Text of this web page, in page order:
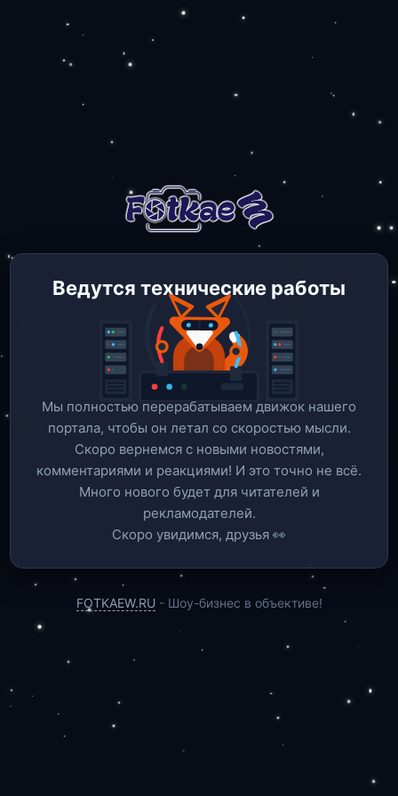
Ведутся технические работы
Мы полностью перерабатываем движок нашего
портала, чтобы он летал со скоростью мысли.
Скоро вернемся c новыми новостями,
комментариями и реакциями! И это точно не всё.
Много нового будет для читателей и
рекламодателей.
Скоро увидимся, друзья 👀
FOTKAEW.RU - Шоу-бизнес в объективе!